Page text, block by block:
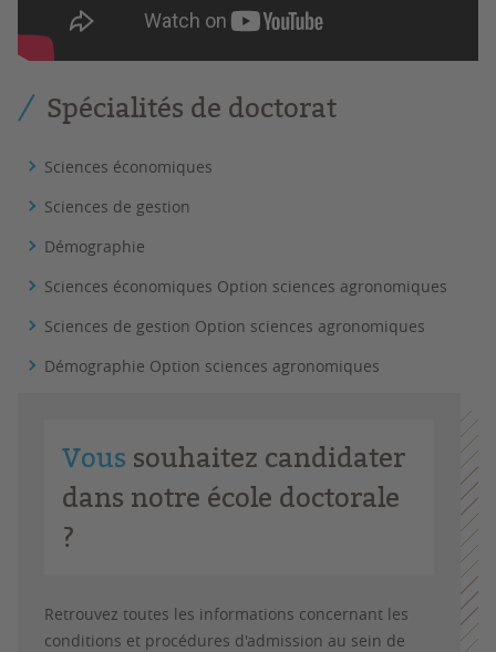
Spécialités de doctorat
Sciences économiques
Sciences de gestion
Démographie
Sciences économiques Option sciences agronomiques
Sciences de gestion Option sciences agronomiques
Démographie Option sciences agronomiques
Vous souhaitez candidater
dans notre école doctorale
?
Retrouvez toutes les informations concernant les
conditions et procédures d'admission au sein de